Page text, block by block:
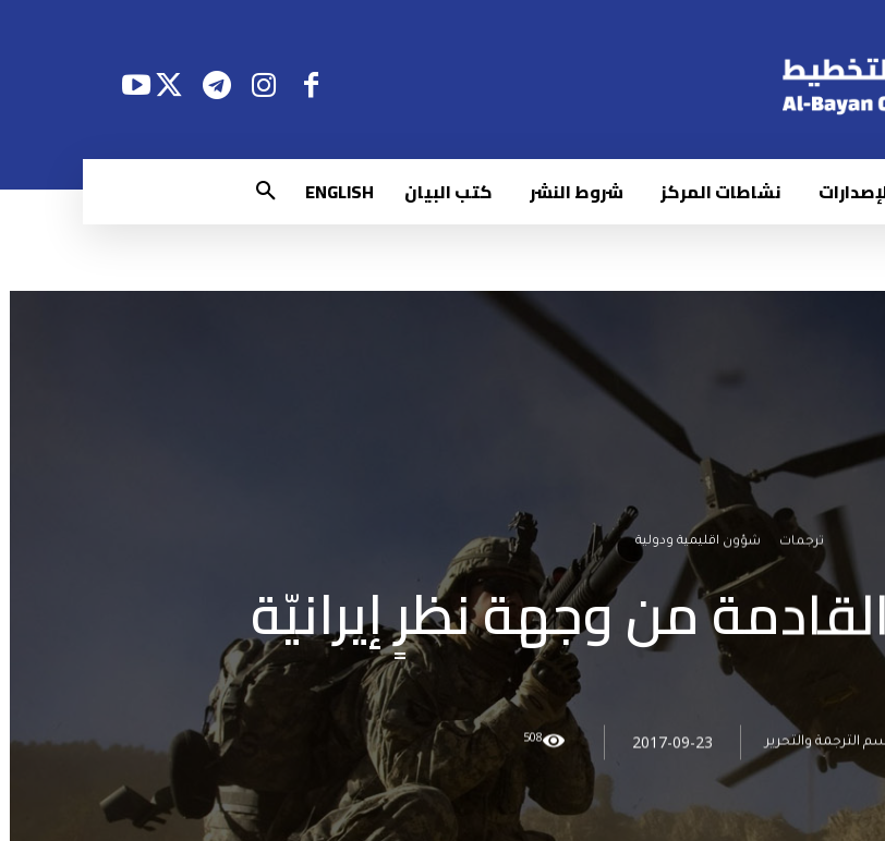
نشاطات المركز شروط النشر كتب البيان ENGLISH
ترجمات شؤون اقليمية ودولية
من وجهة نظرٍ إيرانيّة
الترجمة والتحرير 2017-09-23
508